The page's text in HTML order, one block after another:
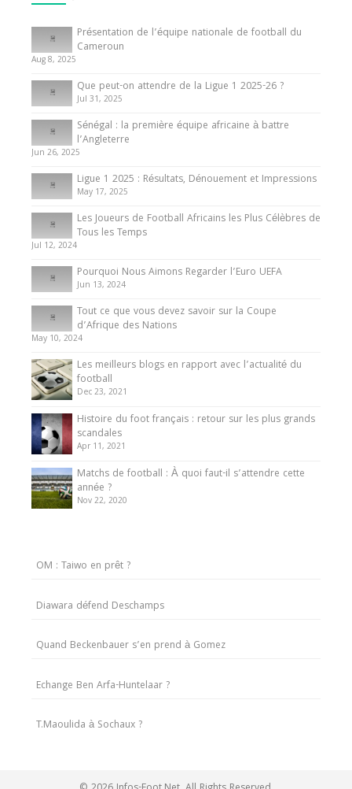
Tout ce que vous devez savoir sur la Coupe
d’Afrique des Nations
10 May 2024
Internationales
Présentation de l’équipe nationale de football
du Cameroun
8 August 2025
Présentation de l’équipe nationale de football du
Cameroun
Aug 8, 2025
Que peut-on attendre de la Ligue 1 2025-26 ?
Jul 31, 2025
Sénégal : la première équipe africaine à battre
l’Angleterre
Jun 26, 2025
Ligue 1 2025 : Résultats, Dénouement et Impressions
May 17, 2025
Les Joueurs de Football Africains les Plus Célèbres de
Tous les Temps
Jul 12, 2024
Pourquoi Nous Aimons Regarder l’Euro UEFA
Jun 13, 2024
Tout ce que vous devez savoir sur la Coupe
d’Afrique des Nations
May 10, 2024
Les meilleurs blogs en rapport avec l’actualité du
football
Dec 23, 2021
Histoire du foot français : retour sur les plus grands
scandales
Apr 11, 2021
Matchs de football : À quoi faut-il s’attendre cette
année ?
Nov 22, 2020
OM : Taiwo en prêt ?
Diawara défend Deschamps
Quand Beckenbauer s’en prend à Gomez
Echange Ben Arfa-Huntelaar ?
T.Maoulida à Sochaux ?